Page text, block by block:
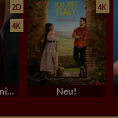
2D
4K
English Screenings (OV/OmU)
4K
Neu!